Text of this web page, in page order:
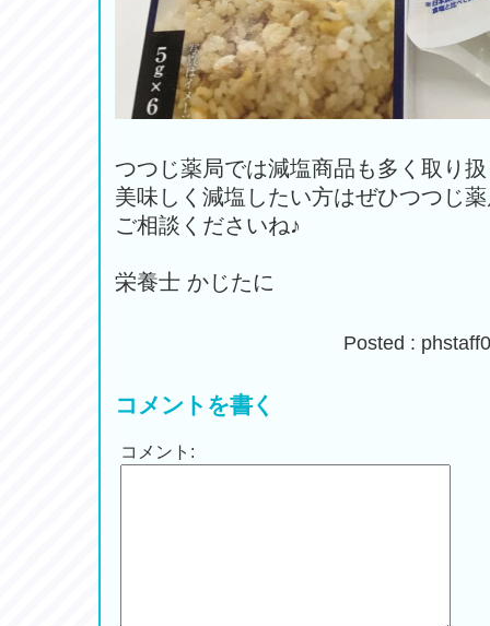
つつじ薬局では減塩商品も多く取り
美味しく減塩したい方はぜひつつじ
ご相談くださいね♪
栄養士 かじたに
Posted :
コメントを書く
コメント: